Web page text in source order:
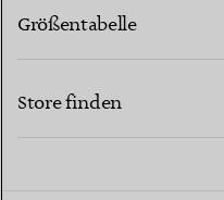
Größentabelle
Store finden